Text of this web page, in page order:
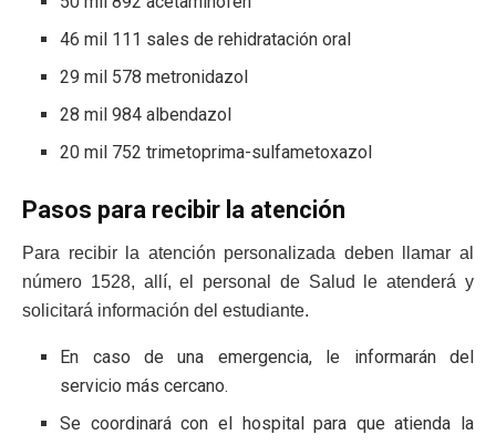
46 mil 111 sales de rehidratación oral
29 mil 578 metronidazol
28 mil 984 albendazol
20 mil 752 trimetoprima-sulfametoxazol
Pasos para recibir la atención
Para recibir la atención personalizada deben llamar al
número 1528, allí, el personal de Salud le atenderá y
solicitará información del estudiante.
En caso de una emergencia, le informarán del
servicio más cercano.
Se coordinará con el hospital para que atienda la